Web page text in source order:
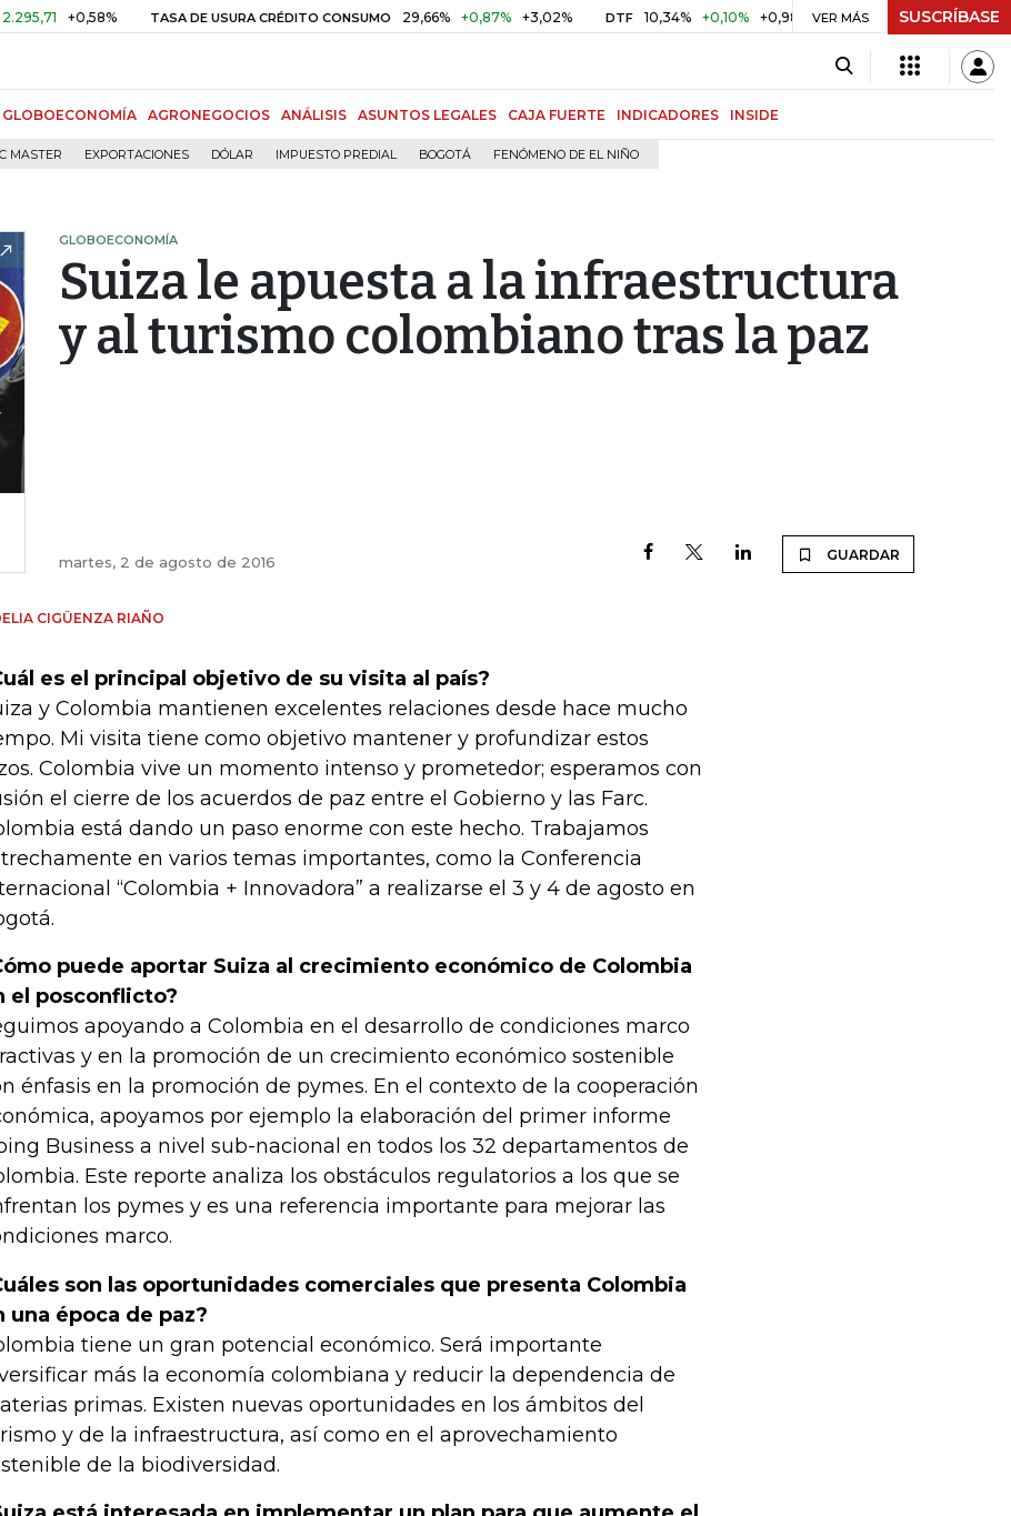
+0,58% TASA DE USURA CRÉDITO CONSUMO 29,66% +0,87% +3,02% DTF 10,34% +0,10% +0,98% UVR $ 416,86 +$ 0,05 +0,01%
VER MÁS SUSCRÍBASE
GLOBOECONOMÍA AGRONEGOCIOS ANÁLISIS ASUNTOS LEGALES CAJA FUERTE INDICADORES INSIDE
MASTER EXPORTACIONES DÓLAR IMPUESTO PREDIAL BOGOTÁ FENÓMENO DE EL NIÑO
GLOBOECONOMÍA
Suiza le apuesta a la infraestructura
y al turismo colombiano tras la paz
martes, 2 de agosto de 2016 GUARDAR
CIGÜENZA RIAÑO
es el principal objetivo de su visita al país?
y Colombia mantienen excelentes relaciones desde hace mucho
Mi visita tiene como objetivo mantener y profundizar estos
Colombia vive un momento intenso y prometedor; esperamos con
el cierre de los acuerdos de paz entre el Gobierno y las Farc.
está dando un paso enorme con este hecho. Trabajamos
en varios temas importantes, como la Conferencia
“Colombia + Innovadora” a realizarse el 3 y 4 de agosto en
puede aportar Suiza al crecimiento económico de Colombia
el posconflicto?
apoyando a Colombia en el desarrollo de condiciones marco
y en la promoción de un crecimiento económico sostenible
énfasis en la promoción de pymes. En el contexto de la cooperación
apoyamos por ejemplo la elaboración del primer informe
Business a nivel sub-nacional en todos los 32 departamentos de
Este reporte analiza los obstáculos regulatorios a los que se
los pymes y es una referencia importante para mejorar las
marco.
son las oportunidades comerciales que presenta Colombia
una época de paz?
tiene un gran potencial económico. Será importante
más la economía colombiana y reducir la dependencia de
primas. Existen nuevas oportunidades en los ámbitos del
y de la infraestructura, así como en el aprovechamiento
de la biodiversidad.